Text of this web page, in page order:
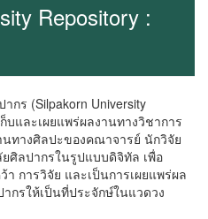
Repository :
(Silpakorn University
บและเผยแพร่ผลงานทางวิชาการ
ทางศิลปะของคณาจารย์ นักวิจัย
ศิลปากรในรูปแบบดิจิทัล เพื่อ
การวิจัย และเป็นการเผยแพร่ผล
กรให้เป็นที่ประจักษ์ในแวดวง